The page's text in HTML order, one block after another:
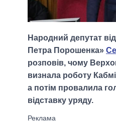
Народний депутат
Петра Порошенка»
розповів, чому
визнала роботу
а потім провалила
відставку уряду.